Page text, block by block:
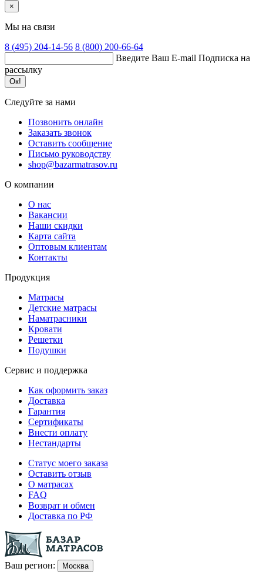
×
Мы на связи
8 (495) 204-14-56 8 (800) 200-66-64
Введите Ваш E-mail Подписка на
рассылку
Ок!
Следуйте за нами
Позвонить онлайн
Заказать звонок
Оставить сообщение
Письмо руководству
shop@bazarmatrasov.ru
О компании
О нас
Вакансии
Наши скидки
Карта сайта
Оптовым клиентам
Контакты
Продукция
Матрасы
Детские матрасы
Наматрасники
Кровати
Решетки
Подушки
Сервис и поддержка
Как оформить заказ
Доставка
Гарантия
Сертификаты
Внести оплату
Нестандарты
Статус моего заказа
Оставить отзыв
О матрасах
FAQ
Возврат и обмен
Доставка по РФ
Ваш регион: Москва